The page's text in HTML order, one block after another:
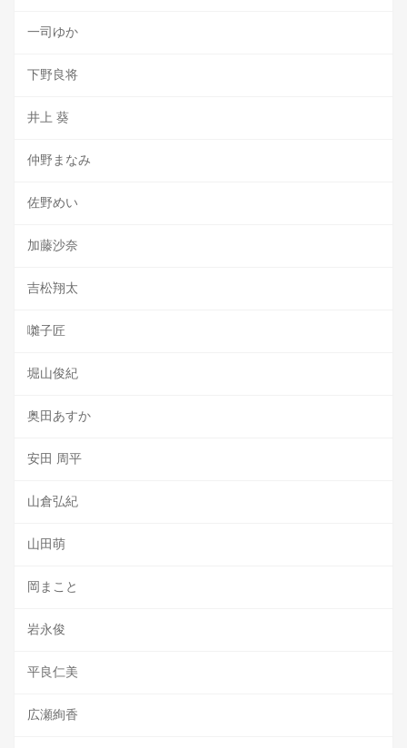
一司ゆか
下野良将
井上 葵
仲野まなみ
佐野めい
加藤沙奈
吉松翔太
囃子匠
堀山俊紀
奥田あすか
安田 周平
山倉弘紀
山田萌
岡まこと
岩永俊
平良仁美
広瀬絢香